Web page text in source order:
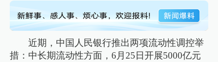
近期，中国人民银行推出两项流动性调控举
措：中长期流动性方面，6月25日开展5000亿元